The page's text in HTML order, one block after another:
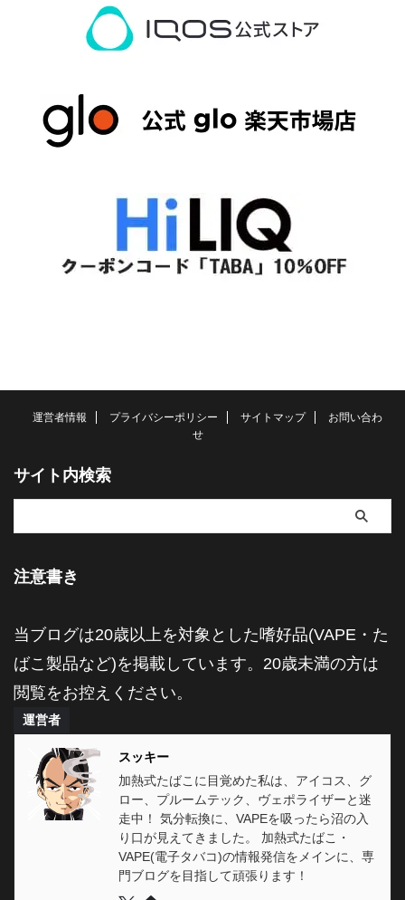
運営者情報 プライバシーポリシー サイトマップ
お問い合わ
せ
サイト内検索
注意書き
当ブログは20歳以上を対象とした嗜好品(VAPE・た
ばこ製品など)を掲載しています。20歳未満の方は
閲覧をお控えください。
運営者
スッキー
加熱式たばこに目覚めた私は、アイコス、グ
ロー、プルームテック、ヴェポライザーと迷
走中！ 気分転換に、VAPEを吸ったら沼の入
り口が見えてきました。 加熱式たばこ・
VAPE(電子タバコ)の情報発信をメインに、専
門ブログを目指して頑張ります！